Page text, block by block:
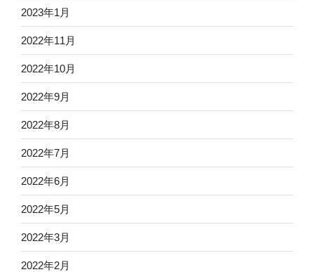
2023年1月
2022年11月
2022年10月
2022年9月
2022年8月
2022年7月
2022年6月
2022年5月
2022年3月
2022年2月